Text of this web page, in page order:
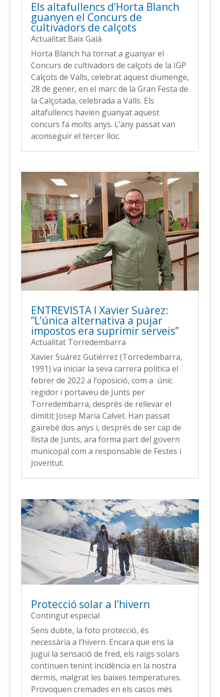
Els altafullencs d’Horta Blanch
guanyen el Concurs de
cultivadors de calçots
Actualitat Baix Gaià
Horta Blanch ha tornat a guanyar el
Concurs de cultivadors de calçots de la IGP
Calçots de Valls, celebrat aquest diumenge,
28 de gener, en el marc de la Gran Festa de
la Calçotada, celebrada a Valls. Els
altafullencs havien guanyat aquest
concurs fa molts anys. L’any passat van
aconseguir el tercer lloc.
ENTREVISTA l Xavier Suàrez:
“L’única alternativa a pujar
impostos era suprimir serveis”
Actualitat Torredembarra
Xavier Suárez Gutiérrez (Torredembarra,
1991) va iniciar la seva carrera política el
febrer de 2022 a l’oposició, com a únic
regidor i portaveu de Junts per
Torredembarra, després de rellevar el
dimitit Josep Maria Calvet. Han passat
gairebé dos anys i, després de ser cap de
llista de Junts, ara forma part del govern
municopal com a responsable de Festes i
Joventut.
Protecció solar a l’hivern
Contingut especial
Sens dubte, la foto protecció, és
necessària a l’hivern. Encara que ens la
jugui la sensació de fred, els raigs solars
continuen tenint incidència en la nostra
dermis, malgrat les baixes temperatures.
Provoquen cremades en els casos més